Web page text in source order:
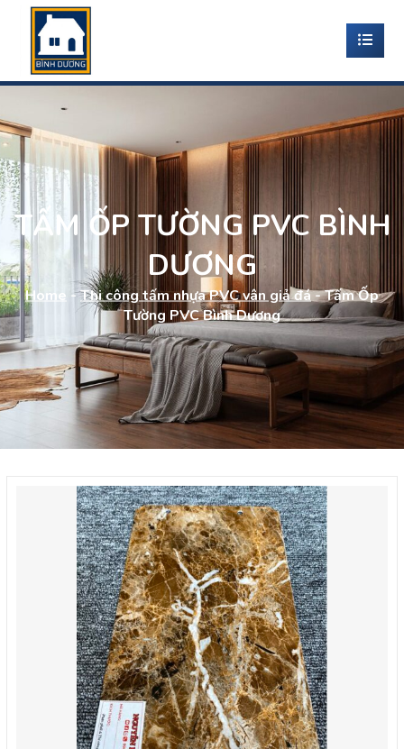
TẤM ỐP TƯỜNG PVC BÌNH
DƯƠNG
Home -Thi công tấm nhựa PVC vân giả đá-Tấm Ốp
Tường PVC Bình Dương